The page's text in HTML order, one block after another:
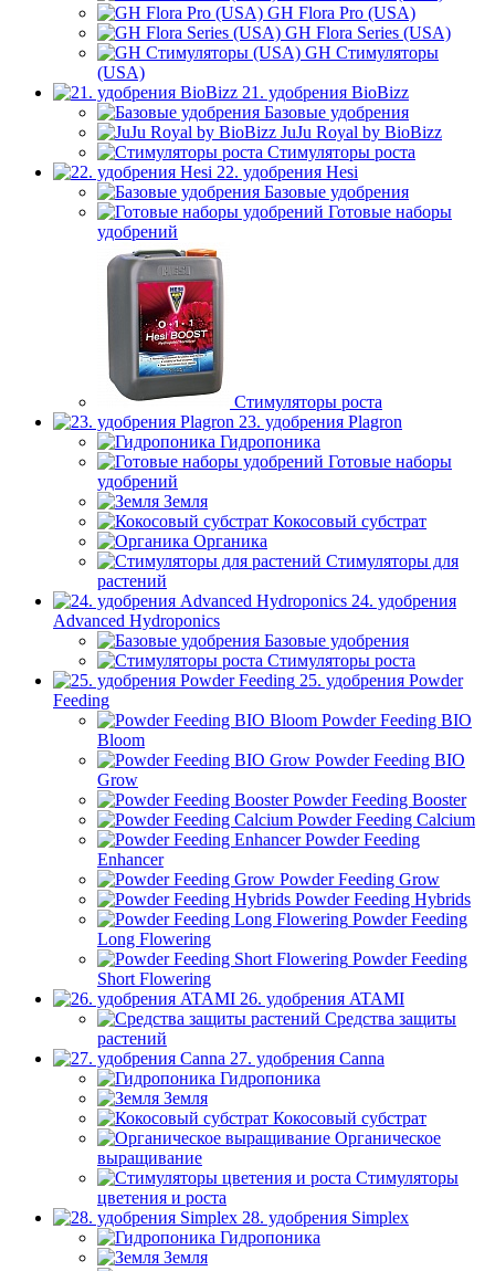
GH Flora Pro (USA)
GH Flora Series (USA)
GH Стимуляторы
(USA)
21. удобрения BioBizz
Базовые удобрения
JuJu Royal by BioBizz
Стимуляторы роста
22. удобрения Hesi
Базовые удобрения
Готовые наборы
удобрений
Стимуляторы роста
23. удобрения Plagron
Гидропоника
Готовые наборы
удобрений
Земля
Кокосовый субстрат
Органика
Стимуляторы для
растений
24. удобрения
Advanced Hydroponics
Базовые удобрения
Стимуляторы роста
25. удобрения Powder
Feeding
Powder Feeding BIO
Bloom
Powder Feeding BIO
Grow
Powder Feeding Booster
Powder Feeding Calcium
Powder Feeding
Enhancer
Powder Feeding Grow
Powder Feeding Hybrids
Powder Feeding
Long Flowering
Powder Feeding
Short Flowering
26. удобрения ATAMI
Средства защиты
растений
27. удобрения Canna
Гидропоника
Земля
Кокосовый субстрат
Органическое
выращивание
Стимуляторы
цветения и роста
28. удобрения Simplex
Гидропоника
Земля